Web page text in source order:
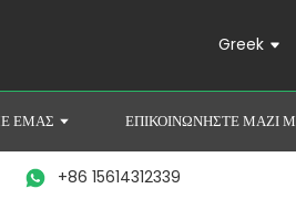
Greek
ΕΜΆΣ ΕΠΙΚΟΙΝΩΝΉΣΤΕ ΜΑΖΊ
+86 15614312339